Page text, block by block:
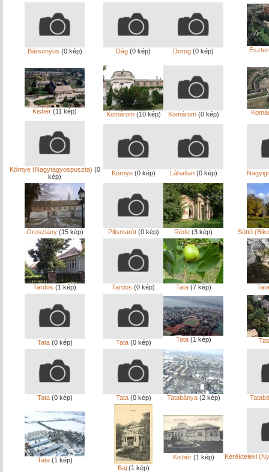
Bársonyos (0 kép) Dág (0 kép) Dorog (0 kép)
Kisbér (11 kép) Komárom(10 kép) Komárom(0 kép)
Környe (Nagytagyospuszta) (0
kép)
Környe(0 kép) Lábatlan(0 kép)
Oroszlány(15 kép) Pilismarót(0 kép) Réde (3 kép) Süttő
Tardos (1 kép) Tardos (0 kép) Tata(7 kép) Tata
Tata(0 kép) Tata(0 kép) Tata(1 kép)
Tata(0 kép) Tata(0 kép) Tatabánya(2 kép)
Tata(1 kép)
Baj(1 kép)
Kisbér(1 kép) Kerékteleki